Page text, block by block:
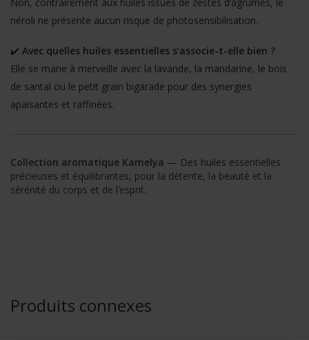
néroli ne présente aucun risque de photosensibilisation.
✔️ Avec quelles huiles essentielles s’associe-t-elle bien ?
Elle se marie à merveille avec la lavande, la mandarine, le bois
de santal ou le petit grain bigarade pour des synergies
apaisantes et raffinées.
Collection aromatique Kamelya — Des huiles essentielles
précieuses et équilibrantes, pour la détente, la beauté et la
sérénité du corps et de l’esprit.
Produits connexes